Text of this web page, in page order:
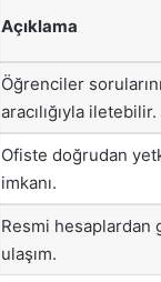
Açıklama
Öğrenciler
aracılığıyla iletebilir.
Ofiste doğrudan
imkanı.
Resmi hesaplardan
ulaşım.